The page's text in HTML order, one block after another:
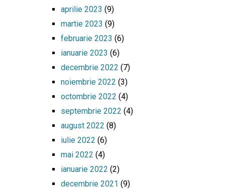
aprilie 2023 (9)
martie 2023 (9)
februarie 2023 (6)
ianuarie 2023 (6)
decembrie 2022 (7)
noiembrie 2022 (3)
octombrie 2022 (4)
septembrie 2022 (4)
august 2022 (8)
iulie 2022 (6)
mai 2022 (4)
ianuarie 2022 (2)
decembrie 2021 (9)